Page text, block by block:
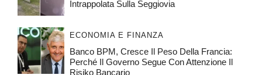
Intrappolata Sulla Seggiovia
ECONOMIA E FINANZA
Banco BPM, Cresce Il Peso Della Francia:
Perché Il Governo Segue Con Attenzione Il
Risiko Bancario